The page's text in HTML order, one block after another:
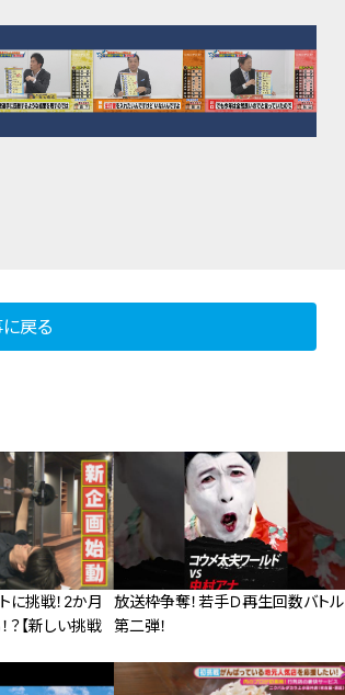
戻る
に挑戦！2か月
？【新しい挑戦
放送枠争奪！若手Ｄ再生回数バトル
第二弾！